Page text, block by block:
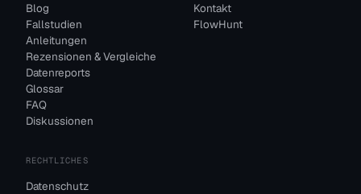
Blog
Fallstudien
Anleitungen
Rezensionen & Vergleiche
Datenreports
Glossar
FAQ
Diskussionen
Kontakt
FlowHunt
RECHTLICHES
Datenschutz